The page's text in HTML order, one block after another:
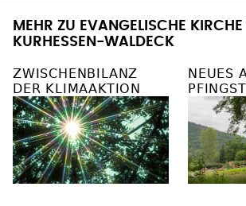
MEHR ZU EVANGELISCHE KIRCHE
KURHESSEN-WALDECK
ZWISCHENBILANZ
DER KLIMAAKTION
NEUES